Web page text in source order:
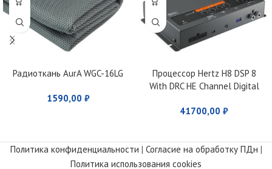
Радиоткань AurA WGC-16LG
1590,00 ₽
Процессор Hertz H8 DSP 8
With DRC HE Channel Digital
41700,00 ₽
Политика конфиденциальности | Согласие на обработку ПДн |
Политика использования cookies